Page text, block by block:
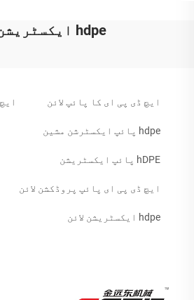
hdpe ایکسٹریشن لائن
ایچ ڈی پی ای کا پائپ لائن
hdpe پائپ ایکسٹرشن مشین
hDPE پائپ ایکسٹریشن
ایچ ڈی پی ای پائپ پروڈکشن لائن
hdpe ایکسٹریشن لائن